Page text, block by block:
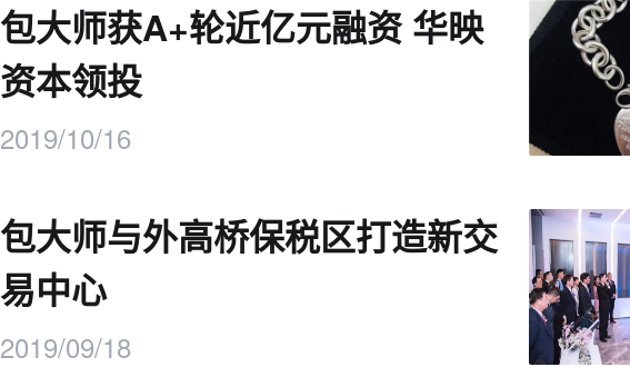
包大师获A+轮近亿元融资 华映
资本领投
2019/10/16
包大师与外高桥保税区打造新交
易中心
2019/09/18